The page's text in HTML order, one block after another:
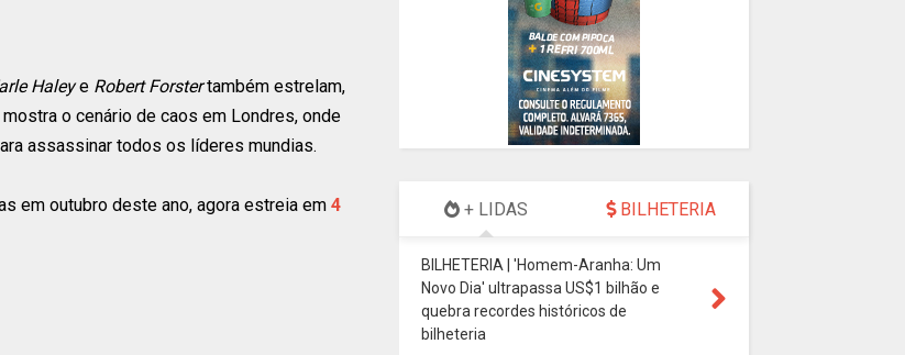
Haleye Robert Forstertambém estrelam,
o cenário de caos em Londres, onde
assassinar todos os líderes mundias.
em outubro deste ano, agora estreia em 4
+ LIDAS BILHETERIA
BILHETERIA | 'Homem-Aranha: Um
Novo Dia' ultrapassa US$1 bilhão e
quebra recordes históricos de
bilheteria